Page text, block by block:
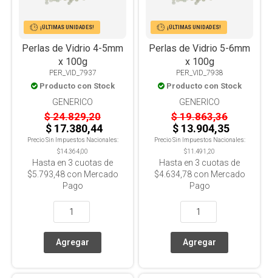
¡ÚLTIMAS UNIDADES!
Perlas de Vidrio 4-5mm
x 100g
PER_VID_7937
Producto con Stock
GENERICO
$ 24.829,20
$ 17.380,44
Precio Sin Impuestos Nacionales:
$14.364,00
Hasta en 3 cuotas de
$5.793,48con Mercado
Pago
¡ÚLTIMAS UNIDADES!
Perlas de Vidrio 5-6mm
x 100g
PER_VID_7938
Producto con Stock
GENERICO
$ 19.863,36
$ 13.904,35
Precio Sin Impuestos Nacionales:
$11.491,20
Hasta en 3 cuotas de
$4.634,78con Mercado
Pago